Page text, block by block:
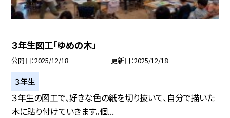
３年生図工「ゆめの木」
公開日 2025/12/18 更新日 2025/12/18
３年生
３年生の図工で、好きな色の紙を切り抜いて、自分で描いた
木に貼り付けていきます。個...